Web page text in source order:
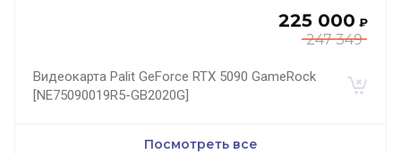
247 349
225 000 ₽
Видеокарта Palit GeForce RTX 5090 GameRock
[NE75090019R5-GB2020G]
Посмотреть все